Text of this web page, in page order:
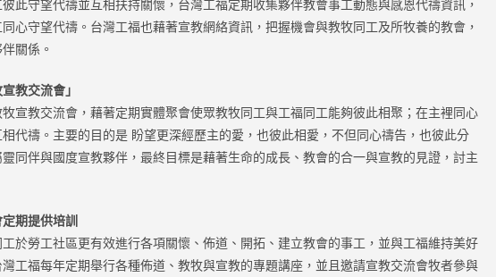
此守望代禱並互相扶持關懷，台灣工福定期收集夥伴教會事工動態與感恩代禱資訊，
心守望代禱。台灣工福也藉著宣教網絡資訊，把握機會與教牧同工及所牧養的教會，
關係。
教交流會」
宣教交流會，藉著定期實體聚會使眾教牧同工與工福同工能夠彼此相聚；在主裡同心
代禱。主要的目的是 盼望更深經歷主的愛，也彼此相愛，不但同心禱告，也彼此分
同伴與國度宣教夥伴，最終目標是藉著生命的成長、教會的合一與宣教的見證，討主
期提供培訓
於勞工社區更有效進行各項關懷、佈道、開拓、建立教會的事工，並與工福維持美好
工福每年定期舉行各種佈道、教牧與宣教的專題講座，並且邀請宣教交流會牧者參與